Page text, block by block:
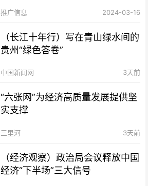
推广信息 2024-03-16
（长江十年行）写在青山绿水间的
贵州“绿色答卷”
中国新闻网 3天前
“六张网”为经济高质量发展提供坚
实支撑
三里河 3天前
（经济观察）政治局会议释放中国
经济“下半场”三大信号